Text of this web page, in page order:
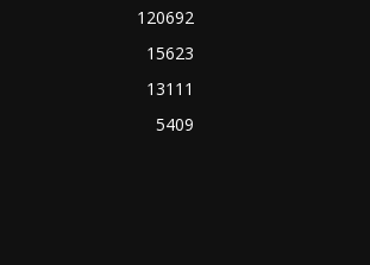
120692
15623
13111
5409